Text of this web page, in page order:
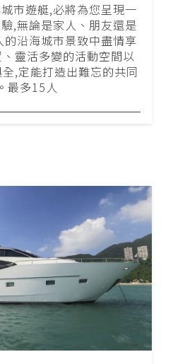
市遊艇,必將為您呈現一
,無論是家人、朋友還是
沿海城市景致中盡情享
靈活多變的活動空間以
,定能打造出難忘的共同
最多15人